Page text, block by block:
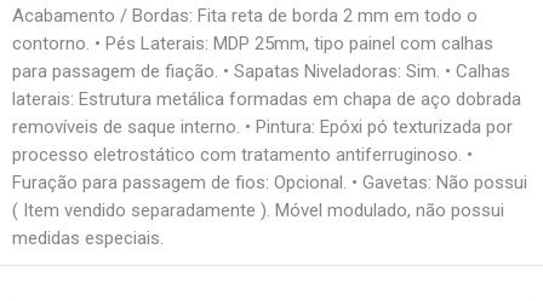
Acabamento / Bordas: Fita reta de borda 2 mm em todo o
contorno. • Pés Laterais: MDP 25mm, tipo painel com calhas
para passagem de fiação. • Sapatas Niveladoras: Sim. • Calhas
laterais: Estrutura metálica formadas em chapa de aço dobrada
removíveis de saque interno. • Pintura: Epóxi pó texturizada por
processo eletrostático com tratamento antiferruginoso. •
Furação para passagem de fios: Opcional. • Gavetas: Não possui
( Item vendido separadamente ). Móvel modulado, não possui
medidas especiais.